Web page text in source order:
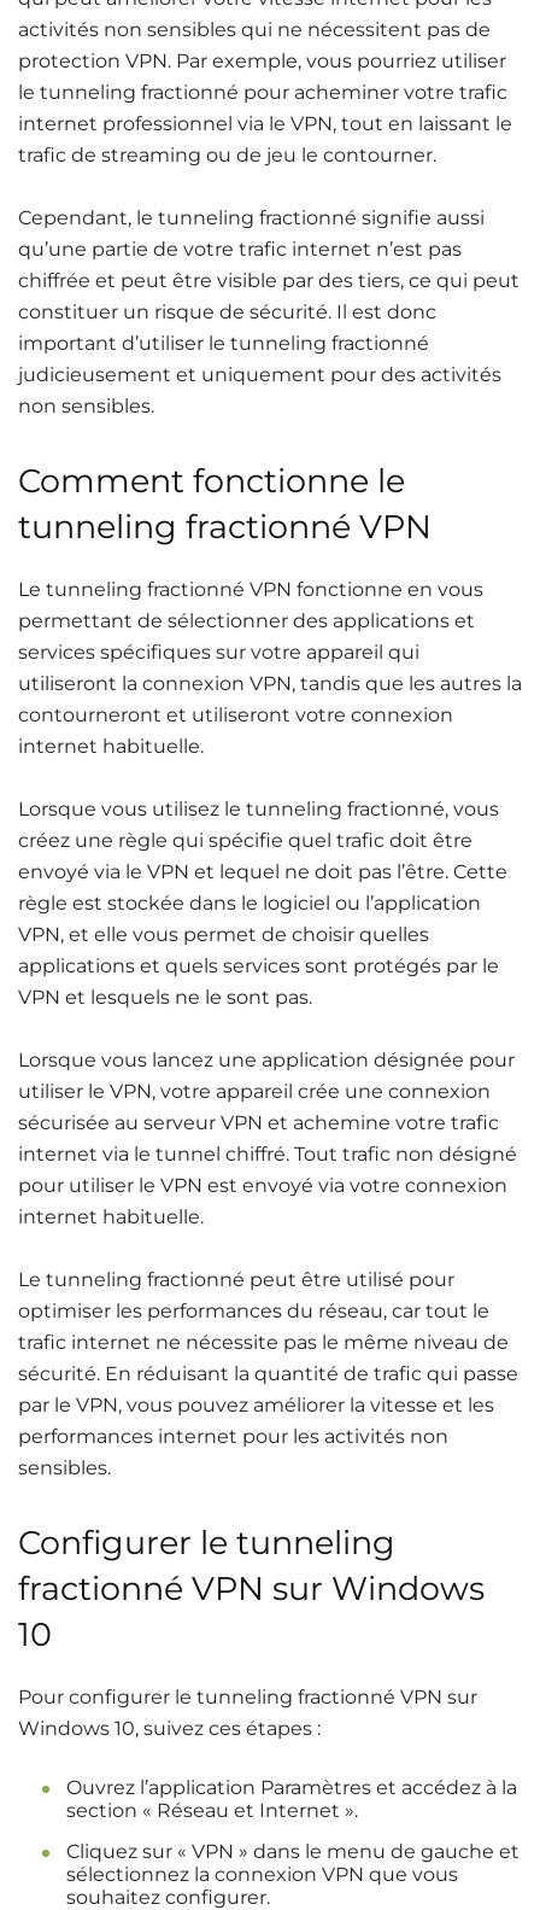
activités non sensibles qui ne nécessitent pas de
protection VPN. Par exemple, vous pourriez utiliser
le tunneling fractionné pour acheminer votre trafic
internet professionnel via le VPN, tout en laissant le
trafic de streaming ou de jeu le contourner.
Cependant, le tunneling fractionné signifie aussi
qu’une partie de votre trafic internet n’est pas
chiffrée et peut être visible par des tiers, ce qui peut
constituer un risque de sécurité. Il est donc
important d’utiliser le tunneling fractionné
judicieusement et uniquement pour des activités
non sensibles.
Comment fonctionne le
tunneling fractionné VPN
Le tunneling fractionné VPN fonctionne en vous
permettant de sélectionner des applications et
services spécifiques sur votre appareil qui
utiliseront la connexion VPN, tandis que les autres la
contourneront et utiliseront votre connexion
internet habituelle.
Lorsque vous utilisez le tunneling fractionné, vous
créez une règle qui spécifie quel trafic doit être
envoyé via le VPN et lequel ne doit pas l’être. Cette
règle est stockée dans le logiciel ou l’application
VPN, et elle vous permet de choisir quelles
applications et quels services sont protégés par le
VPN et lesquels ne le sont pas.
Lorsque vous lancez une application désignée pour
utiliser le VPN, votre appareil crée une connexion
sécurisée au serveur VPN et achemine votre trafic
internet via le tunnel chiffré. Tout trafic non désigné
pour utiliser le VPN est envoyé via votre connexion
internet habituelle.
Le tunneling fractionné peut être utilisé pour
optimiser les performances du réseau, car tout le
trafic internet ne nécessite pas le même niveau de
sécurité. En réduisant la quantité de trafic qui passe
par le VPN, vous pouvez améliorer la vitesse et les
performances internet pour les activités non
sensibles.
Configurer le tunneling
fractionné VPN sur Windows
10
Pour configurer le tunneling fractionné VPN sur
Windows 10, suivez ces étapes :
Ouvrez l’application Paramètres et accédez à la
section « Réseau et Internet ».
Cliquez sur « VPN » dans le menu de gauche et
sélectionnez la connexion VPN que vous
souhaitez configurer.